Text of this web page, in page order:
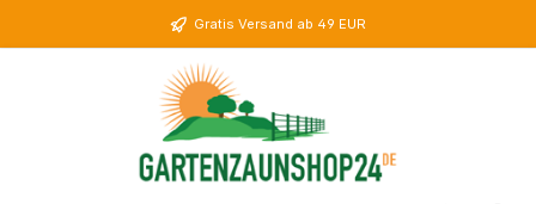
Zum Hauptinhalt springenGratis Versand ab 49 EUR